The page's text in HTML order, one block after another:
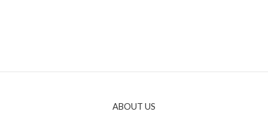
ABOUT US